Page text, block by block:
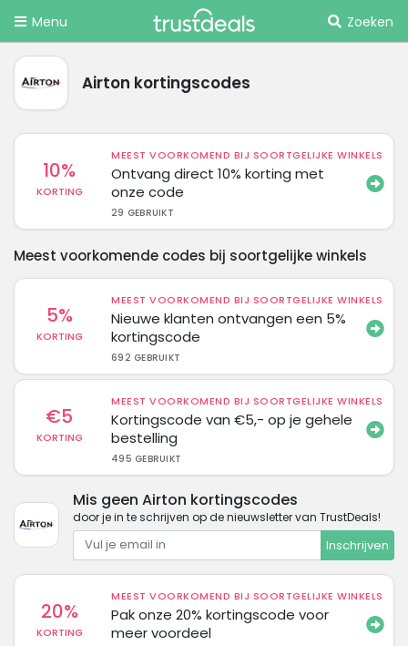
Menu Zoeken
Airton kortingscodes
10%
KORTING
MEEST VOORKOMEND BIJ SOORTGELIJKE WINKELS
Ontvang direct 10% korting met
onze code
29 GEBRUIKT
Meest voorkomende codes bij soortgelijke winkels
5%
KORTING
MEEST VOORKOMEND BIJ SOORTGELIJKE WINKELS
Nieuwe klanten ontvangen een 5%
kortingscode
692 GEBRUIKT
€5
KORTING
MEEST VOORKOMEND BIJ SOORTGELIJKE WINKELS
Kortingscode van €5,- op je gehele
bestelling
495 GEBRUIKT
Mis geen Airton kortingscodes
door je in te schrijven op de nieuwsletter van TrustDeals!
Inschrijven
20%
KORTING
MEEST VOORKOMEND BIJ SOORTGELIJKE WINKELS
Pak onze 20% kortingscode voor
meer voordeel